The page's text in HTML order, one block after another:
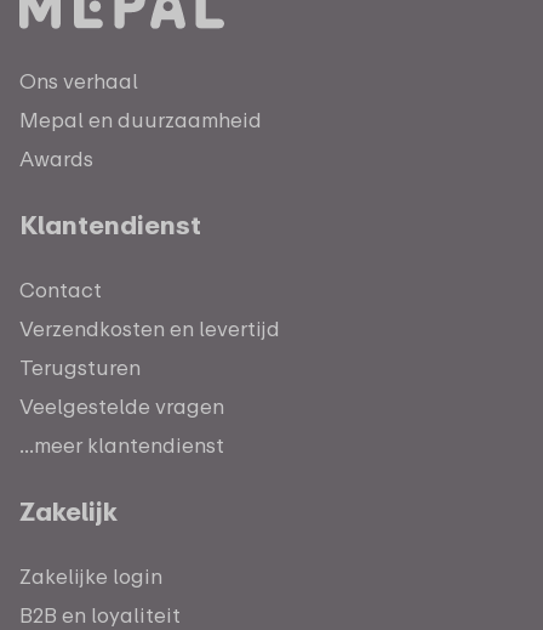
Ons verhaal
Mepal en duurzaamheid
Awards
Klantendienst
Contact
Verzendkosten en levertijd
Terugsturen
Veelgestelde vragen
...meer klantendienst
Zakelijk
Zakelijke login
B2B en loyaliteit